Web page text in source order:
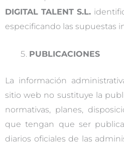
DIGITAL TALENT S.L.
especificando las supuestas
PUBLICACIONES
La información
sitio web no sustituye la
normativas, planes,
que tengan que ser
diarios oficiales de las